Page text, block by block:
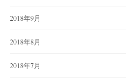
2018年9月
2018年8月
2018年7月